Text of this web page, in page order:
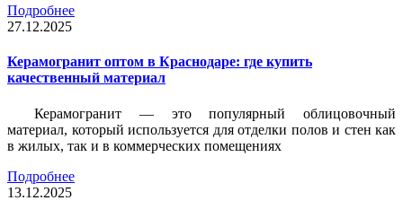
Подробнее
27.12.2025
Керамогранит оптом в Краснодаре: где купить
качественный материал
Керамогранит — это популярный облицовочный
материал, который используется для отделки полов и стен как
в жилых, так и в коммерческих помещениях
Подробнее
13.12.2025